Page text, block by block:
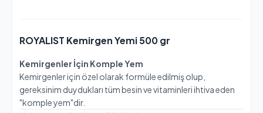
ROYALIST Kemirgen Yemi 500 gr
Kemirgenler İçin Komple Yem
Kemirgenler için özel olarak formüle edilmiş olup,
gereksinim duydukları tüm besin ve vitaminleri ihtiva eden
"komple yem"dir.